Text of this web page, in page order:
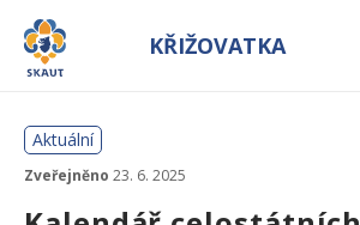
KŘIŽOVATKA
Aktuální
Zveřejněno 23. 6. 2025